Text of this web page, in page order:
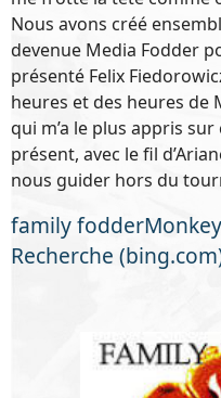
Nous avons créé
devenue Media Fodder
présenté Felix
heures et des heures de
qui m’a le plus appris
présent, avec le fil
nous guider hors du
family
Recherche